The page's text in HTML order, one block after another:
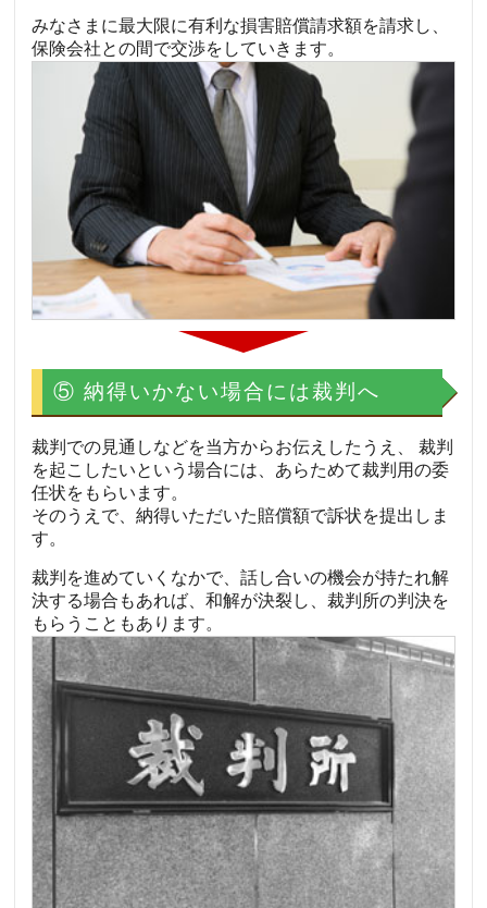
みなさまに最大限に有利な損害賠償請求額を請求し、
保険会社との間で交渉をしていきます。
⑤ 納得いかない場合には裁判へ
裁判での見通しなどを当方からお伝えしたうえ、 裁判
を起こしたいという場合には、あらためて裁判用の委
任状をもらいます。
そのうえで、納得いただいた賠償額で訴状を提出しま
す。
裁判を進めていくなかで、話し合いの機会が持たれ解
決する場合もあれば、和解が決裂し、裁判所の判決を
もらうこともあります。